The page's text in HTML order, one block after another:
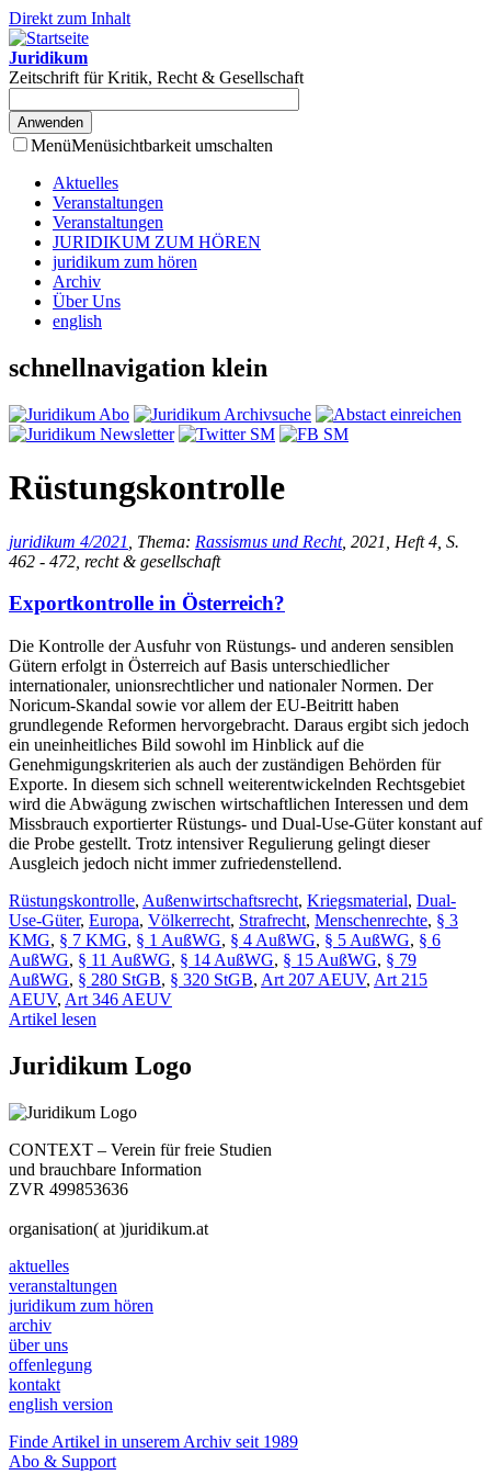
Direkt zum Inhalt
Juridikum
Zeitschrift für Kritik, Recht & Gesellschaft
MenüMenüsichtbarkeit umschalten
Aktuelles
Veranstaltungen
Veranstaltungen
JURIDIKUM ZUM HÖREN
juridikum zum hören
Archiv
Über Uns
english
schnellnavigation klein
Rüstungskontrolle
juridikum 4/2021 , Thema: Rassismus und Recht, 2021, Heft 4, S.
462 - 472, recht & gesellschaft
Exportkontrolle in Österreich?
Die Kontrolle der Ausfuhr von Rüstungs- und anderen sensiblen
Gütern erfolgt in Österreich auf Basis unterschiedlicher
internationaler, unionsrechtlicher und nationaler Normen. Der
Noricum-Skandal sowie vor allem der EU-Beitritt haben
grundlegende Reformen hervorgebracht. Daraus ergibt sich jedoch
ein uneinheitliches Bild sowohl im Hinblick auf die
Genehmigungskriterien als auch der zuständigen Behörden für
Exporte. In diesem sich schnell weiterentwickelnden Rechtsgebiet
wird die Abwägung zwischen wirtschaftlichen Interessen und dem
Missbrauch exportierter Rüstungs- und Dual-Use-Güter konstant auf
die Probe gestellt. Trotz intensiver Regulierung gelingt dieser
Ausgleich jedoch nicht immer zufriedenstellend.
Rüstungskontrolle, Außenwirtschaftsrecht, Kriegsmaterial, Dual-
Use-Güter, Europa, Völkerrecht, Strafrecht, Menschenrechte, § 3
KMG, § 7 KMG, § 1 AußWG, § 4 AußWG, § 5 AußWG, § 6
AußWG, § 11 AußWG, § 14 AußWG, § 15 AußWG, § 79
AußWG, § 280 StGB, § 320 StGB, Art 207 AEUV, Art 215
AEUV, Art 346 AEUV
Artikel lesen
Juridikum Logo
CONTEXT – Verein für freie Studien
und brauchbare Information
ZVR 499853636
organisation( at )juridikum.at
aktuelles
veranstaltungen
juridikum zum hören
archiv
über uns
offenlegung
kontakt
english version
Finde Artikel in unserem Archiv seit 1989
Abo & Support